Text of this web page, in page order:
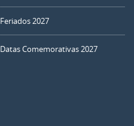
Feriados 2027
Datas Comemorativas 2027